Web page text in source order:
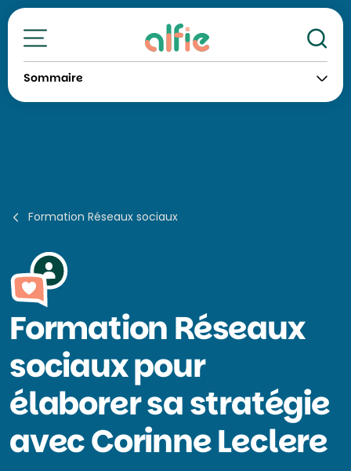
Toutes nos formations
Sommaire
Formation Réseaux sociaux
FormationRéseaux
sociaux pour
élaborer sa stratégie
avec Corinne Leclere